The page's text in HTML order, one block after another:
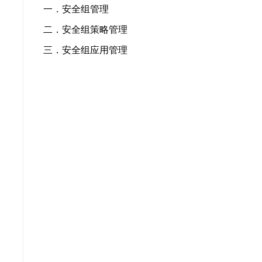
一．安全组管理
二．安全组策略管理
三．安全组应用管理